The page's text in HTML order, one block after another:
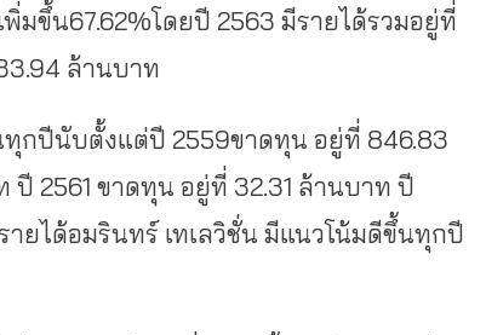
พิ่มขึ้น67.62%โดยปี 2563 มีรายได้รวมอยู่ที่
ล้านบาท
ทุกปีนับตั้งแต่ปี 2559ขาดทุน อยู่ที่ 846.83
2561 ขาดทุน อยู่ที่ 32.31 ล้านบาท ปี
ยได้อมรินทร์ เทเลวิชั่น มีแนวโน้มดีขึ้นทุกปี